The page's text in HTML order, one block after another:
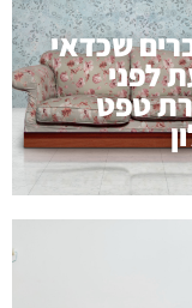
שכדאי
לפני
טפט